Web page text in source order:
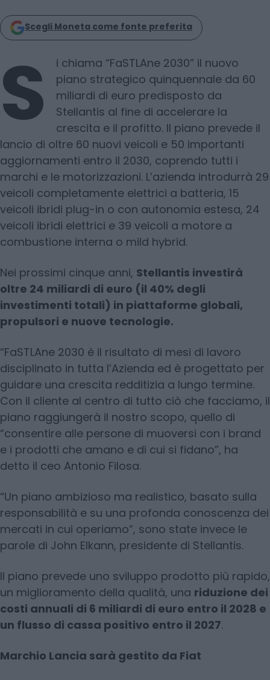
Scegli Moneta come fonte preferita
S
i chiama “FaSTLAne 2030” il nuovo
piano strategico quinquennale da 60
miliardi di euro predisposto da
Stellantis al fine di accelerare la
crescita e il profitto. Il piano prevede il
lancio di oltre 60 nuovi veicoli e 50 importanti
aggiornamenti entro il 2030, coprendo tutti i
marchi e le motorizzazioni. L’azienda introdurrà 29
veicoli completamente elettrici a batteria, 15
veicoli ibridi plug-in o con autonomia estesa, 24
veicoli ibridi elettrici e 39 veicoli a motore a
combustione interna o mild hybrid.
Nei prossimi cinque anni, Stellantis investirà
oltre 24 miliardi di euro (il 40% degli
investimenti totali) in piattaforme globali,
propulsori e nuove tecnologie.
“FaSTLAne 2030 è il risultato di mesi di lavoro
disciplinato in tutta l’Azienda ed è progettato per
guidare una crescita redditizia a lungo termine.
Con il cliente al centro di tutto ciò che facciamo, il
piano raggiungerà il nostro scopo, quello di
“consentire alle persone di muoversi con i brand
e i prodotti che amano e di cui si fidano”, ha
detto il ceo Antonio Filosa.
“Un piano ambizioso ma realistico, basato sulla
responsabilità e su una profonda conoscenza dei
mercati in cui operiamo”, sono state invece le
parole di John Elkann, presidente di Stellantis.
Il piano prevede uno sviluppo prodotto più rapido,
un miglioramento della qualità, una riduzione dei
costi annuali di 6 miliardi di euro entro il 2028 e
un flusso di cassa positivo entro il 2027.
Marchio Lancia sarà gestito da Fiat